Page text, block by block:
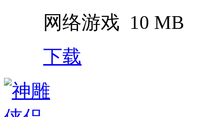
网络游戏 10 MB
下载